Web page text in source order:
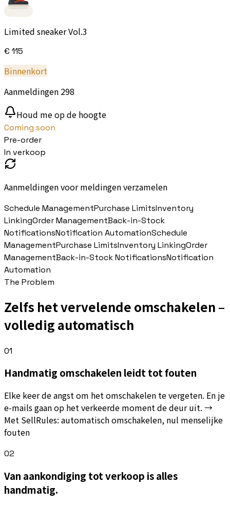
Limited sneaker Vol.3
€ 115
Binnenkort
Aanmeldingen 298
Houd me op de hoogte
Coming soon
Pre-order
In verkoop
Aanmeldingen voor meldingen verzamelen
Schedule ManagementPurchase LimitsInventory
LinkingOrder ManagementBack-in-Stock
NotificationsNotification AutomationSchedule
ManagementPurchase LimitsInventory LinkingOrder
ManagementBack-in-Stock NotificationsNotification
Automation
The Problem
Zelfs het vervelende omschakelen –
volledig automatisch
01
Handmatig omschakelen leidt tot fouten
Elke keer de angst om het omschakelen te vergeten. En je
e-mails gaan op het verkeerde moment de deur uit. →
Met SellRules: automatisch omschakelen, nul menselijke
fouten
02
Van aankondiging tot verkoop is alles
handmatig.